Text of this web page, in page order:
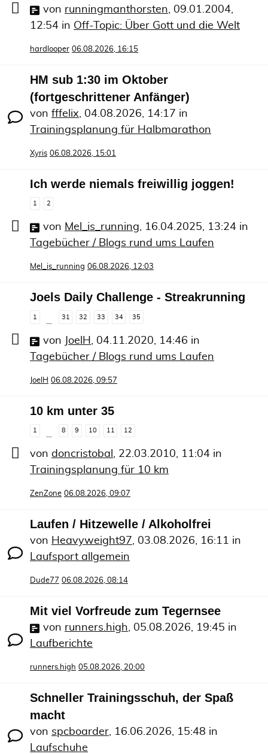
von runningmanthorsten
09.01.2004,
12:54 in Off-Topic: Über Gott und die Welt
hardlooper 06.08.2026, 16:15
HM sub 1:30 im Oktober
(fortgeschrittener Anfänger)
von fffelix 04.08.2026, 14:17 in
Trainingsplanung für Halbmarathon
Xyris 06.08.2026, 15:01
Ich werde niemals freiwillig joggen!
1 2
von Mel_is_running, 16.04.2025, 13:24 in
Tagebücher / Blogs rund ums Laufen
Mel_is_running 06.08.2026, 12:03
Joels Daily Challenge - Streakrunning
1 31 32 33 34 35
von JoelH 04.11.2020, 14:46 in
Tagebücher / Blogs rund ums Laufen
JoelH 06.08.2026, 09:57
10 km unter 35
1
…
8 9 10 11 12
von doncristobal , 22.03.2010, 11:04 in
Trainingsplanung für 10 km
ZenZone 06.08.2026, 09:07
Laufen / Hitzewelle / Alkoholfrei
von Heavyweight97, 03.08.2026, 16:11 in
Laufsport allgemein
Dude77 06.08.2026, 08:14
Mit viel Vorfreude zum Tegernsee
von runners.high, 05.08.2026, 19:45 in
Laufberichte
runners.high 05.08.2026, 20:00
Schneller Trainingsschuh, der Spaß
macht
von spcboarder, 16.06.2026, 15:48 in
Laufschuhe